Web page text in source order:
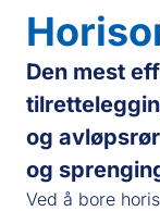
Den mest
og
og
Ved å bore